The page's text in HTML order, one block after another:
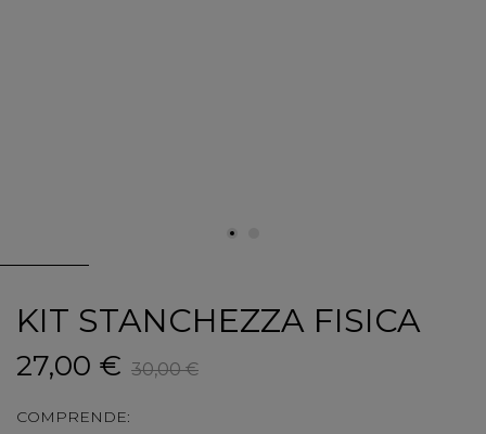
KIT STANCHEZZA FISICA
27,00 € 30,00 €
COMPRENDE: